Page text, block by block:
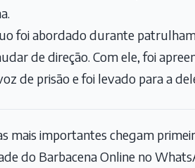
foi abordado durante
de direção. Com ele, foi
de prisão e foi levado para a
mais importantes chegam
do Barbacena Online no